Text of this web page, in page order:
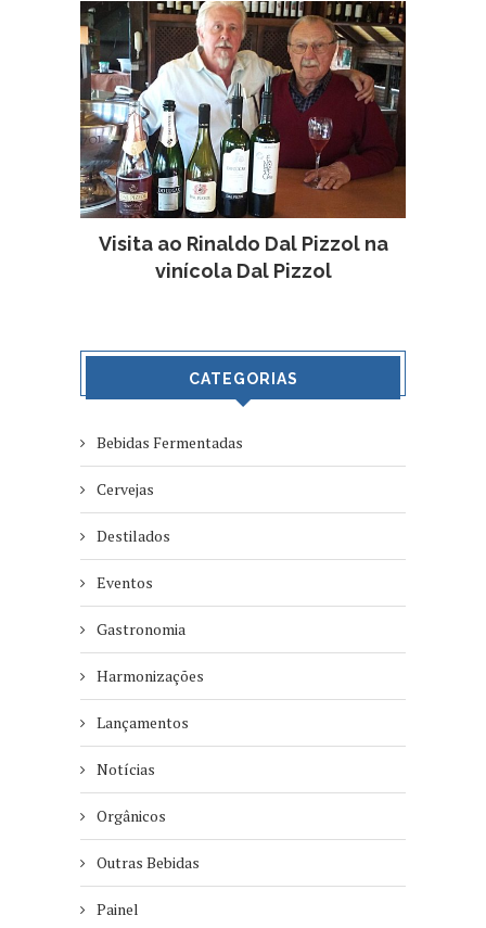
Visita ao Rinaldo Dal Pizzol na
vinícola Dal Pizzol
CATEGORIAS
Bebidas Fermentadas
Cervejas
Destilados
Eventos
Gastronomia
Harmonizações
Lançamentos
Notícias
Orgânicos
Outras Bebidas
Painel